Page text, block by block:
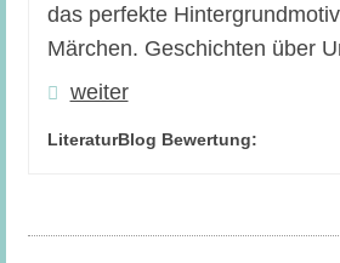
das perfekte
Märchen. Geschichten über
weiter
LiteraturBlog Bewertung: